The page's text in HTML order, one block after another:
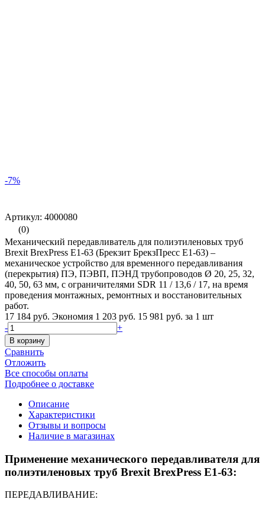
-7%
Артикул: 4000080
(0)
Механический передавливатель для полиэтиленовых труб
Brexit BrexPress Е1-63 (Брекзит БрекзПресс Е1-63) –
механическое устройство для временного передавливания
(перекрытия) ПЭ, ПЭВП, ПЭНД трубопроводов Ø 20, 25, 32,
40, 50, 63 мм, с ограничителями SDR 11 / 13,6 / 17, на время
проведения монтажных, ремонтных и восстановительных
работ.
17 184 руб. Экономия 1 203 руб. 15 981 руб. за 1 шт
-
+
В корзину
Сравнить
Отложить
Все способы оплаты
Подробнее о доставке
Описание
Характеристики
Отзывы и вопросы
Наличие в магазинах
Применение механического передавливателя для
полиэтиленовых труб Brexit BrexPress Е1-63:
ПЕРЕДАВЛИВАНИЕ: